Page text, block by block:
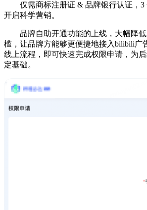
仅需商标注册证 & 品牌银行认证，3
开启科学营销。
品牌自助开通功能的上线，大幅降
槛，让品牌方能够更便捷地接入bilibili广
线上流程，即可快速完成权限申请，为
定基础。